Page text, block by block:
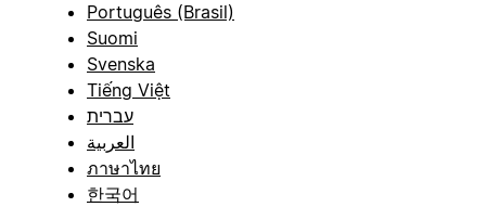
Português (Brasil)
Suomi
Svenska
Tiếng Việt
עברית
العربية
ภาษาไทย
한국어